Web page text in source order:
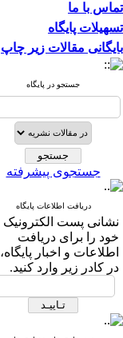
تماس با ما
تسهیلات پایگاه
بایگانی مقالات زیر چاپ
جستجو در پایگاه
جستجوی پیشرفته
دریافت اطلاعات پایگاه
نشانی پست الکترونیک
خود را برای دریافت
اطلاعات و اخبار پایگاه،
در کادر زیر وارد کنید.